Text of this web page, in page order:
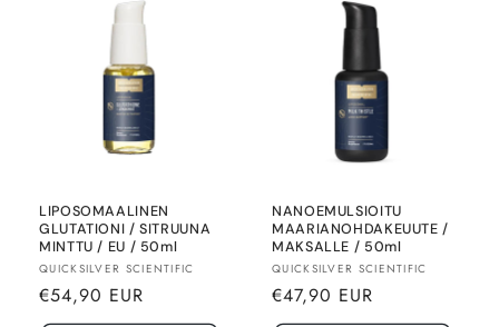
LIPOSOMAALINEN
GLUTATIONI / SITRUUNA
MINTTU / EU / 50ml
Säljare:
QUICKSILVER SCIENTIFIC
Normalt
pris
€54,90 EUR
NANOEMULSIOITU
MAARIANOHDAKEUUTE /
MAKSALLE / 50ml
Säljare:
QUICKSILVER SCIENTIFIC
Normalt
pris
€47,90 EUR